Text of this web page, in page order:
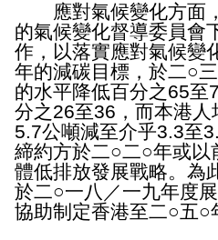
應對氣候變化方面，
的氣候變化督導委員會
作，以落實應對氣候變
年的減碳目標，於二○
的水平降低百分之65至
分之26至36，而本港
5.7公噸減至介乎3.3至
締約方於二○二○年或以
體低排放發展戰略。為
於二○一八／一九年度
協助制定香港至二○五○